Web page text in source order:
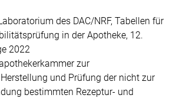
des DAC/NRF, Tabellen für
in der Apotheke, 12.
2022
zur
und Prüfung der nicht zur
bestimmten Rezeptur- und